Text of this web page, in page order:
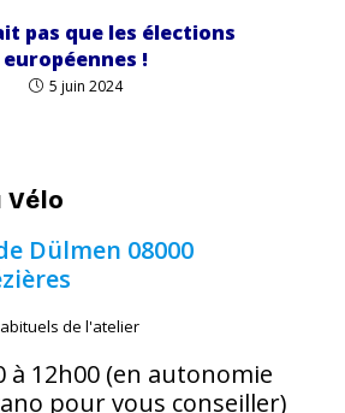
pas que les élections
européennes !
5 juin 2024
Vélo
Dülmen 08000
de l'atelier
à 12h00 (en autonomie
pour vous conseiller)